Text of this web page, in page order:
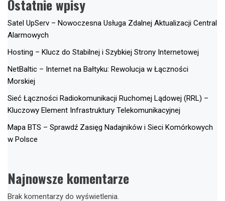
Ostatnie wpisy
Satel UpServ – Nowoczesna Usługa Zdalnej Aktualizacji Central
Alarmowych
Hosting – Klucz do Stabilnej i Szybkiej Strony Internetowej
NetBaltic – Internet na Bałtyku: Rewolucja w Łączności
Morskiej
Sieć Łączności Radiokomunikacji Ruchomej Lądowej (RRL) –
Kluczowy Element Infrastruktury Telekomunikacyjnej
Mapa BTS – Sprawdź Zasięg Nadajników i Sieci Komórkowych
w Polsce
Najnowsze komentarze
Brak komentarzy do wyświetlenia.